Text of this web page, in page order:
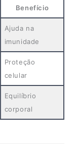
Benefício
Ajuda na
imunidade
Proteção
celular
Equilíbrio
corporal